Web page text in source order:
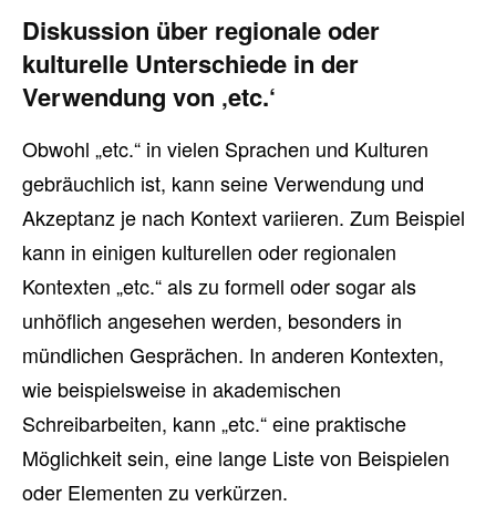
Diskussion über regionale oder
kulturelle Unterschiede in der
Verwendung von ‚etc.‘
Obwohl „etc.“ in vielen Sprachen und Kulturen
gebräuchlich ist, kann seine Verwendung und
Akzeptanz je nach Kontext variieren. Zum Beispiel
kann in einigen kulturellen oder regionalen
Kontexten „etc.“ als zu formell oder sogar als
unhöflich angesehen werden, besonders in
mündlichen Gesprächen. In anderen Kontexten,
wie beispielsweise in akademischen
Schreibarbeiten, kann „etc.“ eine praktische
Möglichkeit sein, eine lange Liste von Beispielen
oder Elementen zu verkürzen.